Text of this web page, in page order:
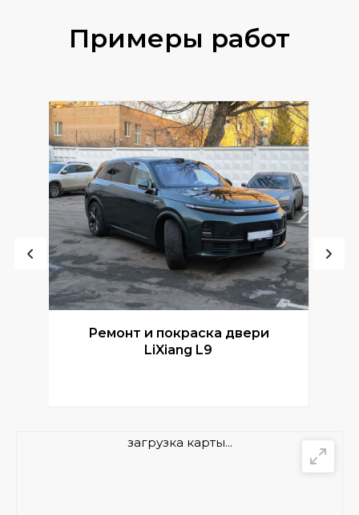
Примеры работ
Ремонт и покраска двери
LiXiang L9
загрузка карты...